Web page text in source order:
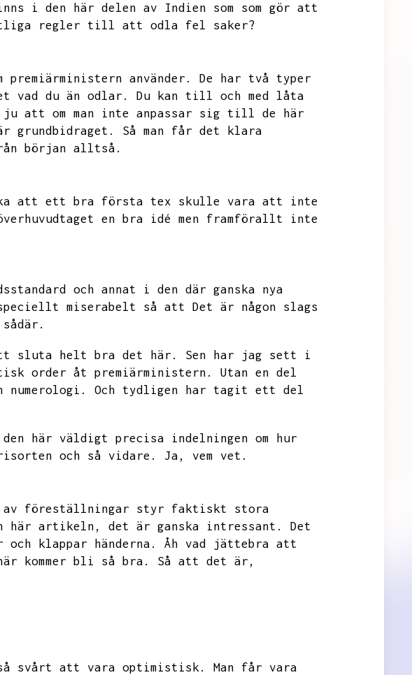
i den här delen av Indien som som gör att
regler till att odla fel saker?
använder.
De har två typer
vad du än odlar.
Du kan till och med låta
ju att om man inte anpassar sig till de här
grundbidraget.
Så man får det klara
början alltså.
att ett bra första tex skulle vara att inte
en bra idé men framförallt inte
och annat i den där ganska nya
miserabelt så att
Det är någon slags
sluta helt bra det här.
Sen har jag sett i
order åt premiärministern.
Utan en del
Och tydligen har tagit ett del
här väldigt precisa indelningen om hur
och så vidare. Ja, vem vet.
föreställningar styr faktiskt stora
här artikeln, det är ganska intressant.
Det
och klappar händerna.
Åh vad jättebra att
kommer bli så bra. Så att det är,
svårt att vara optimistisk.
Man får vara